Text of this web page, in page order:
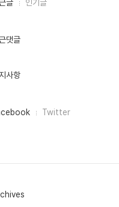
글 인기글
댓글
사항
Twitter